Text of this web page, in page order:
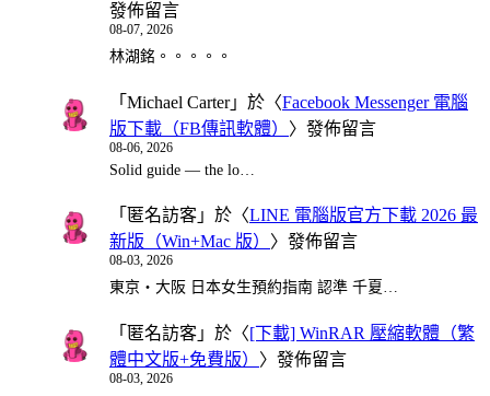
發佈留言
08-07, 2026
林湖銘。。。。。
「 Michael Carter」於〈Facebook Messenger 電腦
版下載（FB傳訊軟體） 〉發佈留言
08-06, 2026
Solid guide — the lo…
「 匿名訪客 」於〈LINE 電腦版官方下載 2026 最
新版（Win+Mac 版） 〉發佈留言
08-03, 2026
東京・大阪 日本女生預約指南 認準 千夏…
「 匿名訪客 」於〈[下載] WinRAR 壓縮軟體（繁
體中文版+免費版） 〉發佈留言
08-03, 2026